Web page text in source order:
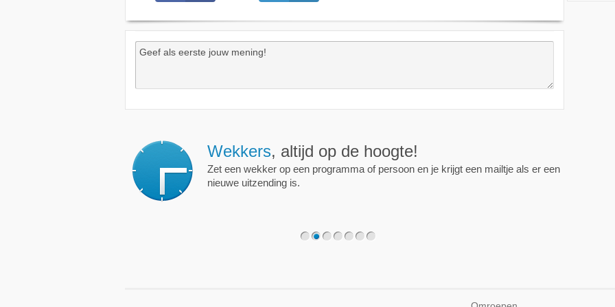
Wekkers, altijd op de hoogte!
Zet een wekker op een programma of persoon en je krijgt een mailtje als er een
nieuwe uitzending is.